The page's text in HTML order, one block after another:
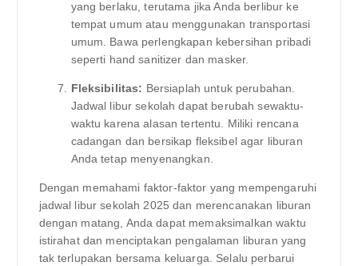
yang berlaku, terutama jika Anda berlibur ke
tempat umum atau menggunakan transportasi
umum. Bawa perlengkapan kebersihan pribadi
seperti hand sanitizer dan masker.
Fleksibilitas: Bersiaplah untuk perubahan.
Jadwal libur sekolah dapat berubah sewaktu-
waktu karena alasan tertentu. Miliki rencana
cadangan dan bersikap fleksibel agar liburan
Anda tetap menyenangkan.
Dengan memahami faktor-faktor yang mempengaruhi
jadwal libur sekolah 2025 dan merencanakan liburan
dengan matang, Anda dapat memaksimalkan waktu
istirahat dan menciptakan pengalaman liburan yang
tak terlupakan bersama keluarga. Selalu perbarui